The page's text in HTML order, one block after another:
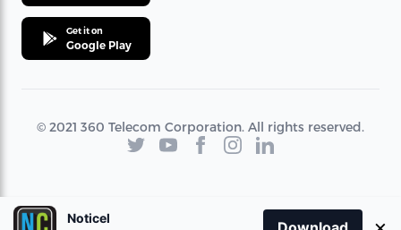
Get it on
Google Play
© 2021 360 Telecom Corporation. All rights reserved.
Noticel